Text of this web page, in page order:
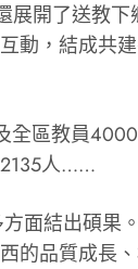
開了送教
，結成共
區教員
2135人……
面結出碩
的品質成長